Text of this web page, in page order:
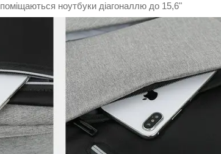
поміщаються ноутбуки діагоналлю до 15,6"